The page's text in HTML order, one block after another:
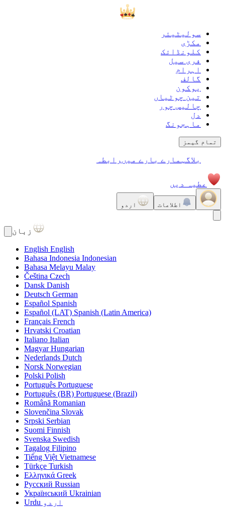
سولیٹیئر
مکڑی
کلونڈائک
فری سیل
اہرام
گالف
يوكون
تین چوٹیاں
چالیس چور
دل
ماہجونگ
تمام گیمز
بلاگ ہمارے بارے میں رابطہ
عطیہ دیں
اطلاعات اردو
زبان
English English
Bahasa Indonesia Indonesian
Bahasa Melayu Malay
Čeština Czech
Dansk Danish
Deutsch German
Español Spanish
Español (LAT) Spanish (Latin America)
Français French
Hrvatski Croatian
Italiano Italian
Magyar Hungarian
Nederlands Dutch
Norsk Norwegian
Polski Polish
Português Portuguese
Português (BR) Portuguese (Brazil)
Română Romanian
Slovenčina Slovak
Srpski Serbian
Suomi Finnish
Svenska Swedish
Tagalog Filipino
Tiếng Việt Vietnamese
Türkçe Turkish
Ελληνικά Greek
Русский Russian
Український Ukrainian
اردو Urdu